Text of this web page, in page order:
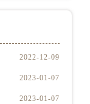
2022-12-09
2023-01-07
2023-01-07